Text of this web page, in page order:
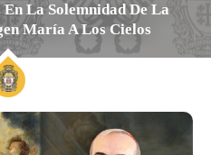
La Solemnidad De La
María A Los Cielos